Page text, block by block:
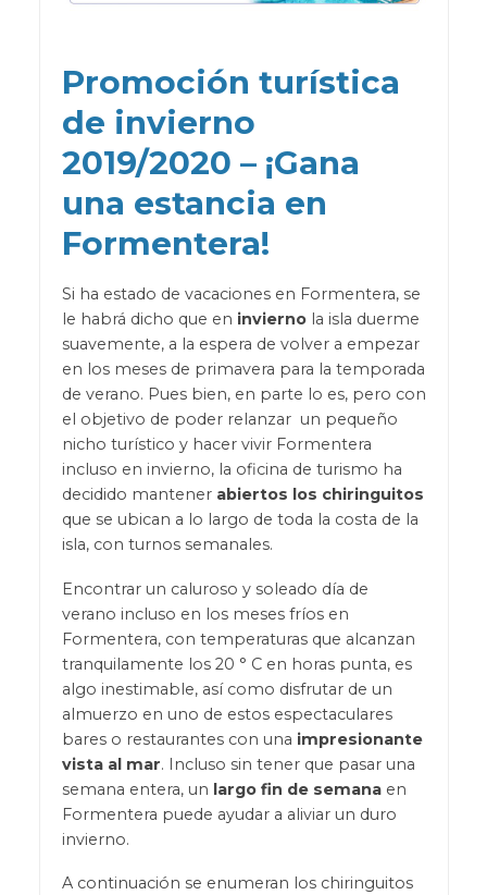
Promoción turística
de invierno
2019/2020 – ¡Gana
una estancia en
Formentera!
Si ha estado de vacaciones en Formentera, se
le habrá dicho que en inviernola isla duerme
suavemente, a la espera de volver a empezar
en los meses de primavera para la temporada
de verano. Pues bien, en parte lo es, pero con
el objetivo de poder relanzar un pequeño
nicho turístico y hacer vivir Formentera
incluso en invierno, la oficina de turismo ha
decidido mantener abiertos los chiringuitos
que se ubican a lo largo de toda la costa de la
isla, con turnos semanales.
Encontrar un caluroso y soleado día de
verano incluso en los meses fríos en
Formentera, con temperaturas que alcanzan
tranquilamente los 20 ° C en horas punta, es
algo inestimable, así como disfrutar de un
almuerzo en uno de estos espectaculares
bares o restaurantes con una impresionante
vista al mar. Incluso sin tener que pasar una
semana entera, un largo fin de semanaen
Formentera puede ayudar a aliviar un duro
invierno.
A continuación se enumeran los chiringuitos